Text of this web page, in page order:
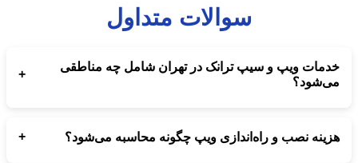
سوالات متداول
خدمات ویپ و سیپ ترانک در تهران شامل چه مناطقی
می‌شود؟
هزینه نصب و راه‌اندازی ویپ چگونه محاسبه می‌شود؟